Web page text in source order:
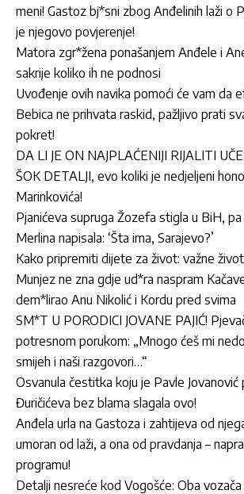
meni! Gastoz bj*sni zbog Anđelinih laži o
je njegovo povjerenje!
Matora zgr*žena ponašanjem Anđele i
sakrije koliko ih ne podnosi
Uvođenje ovih navika pomoći će vam da
Bebica ne prihvata raskid, pažljivo prati
pokret!
DA LI JE ON NAJPLAĆENIJI RIJALITI
ŠOK DETALJI, evo koliki je nedjeljeni
Marinkovića!
Pjanićeva supruga Žozefa stigla u BiH,
Merlina napisala: ‘Šta ima, Sarajevo?’
Kako pripremiti dijete za život: važne
Munjez ne zna gdje ud*ra naspram
dem*lirao Anu Nikolić i Kordu pred svima
SM*T U PORODICI JOVANE PAJIĆ!
potresnom porukom: „Mnogo ćeš mi
smijeh i naši razgovori…“
Osvanula čestitka koju je Pavle Jovanović
Đuričićeva bez blama slagala ovo!
Anđela urla na Gastoza i zahtijeva od
umoran od laži, a ona od pravdanja –
programu!
Detalji nesreće kod Vogošće: Oba